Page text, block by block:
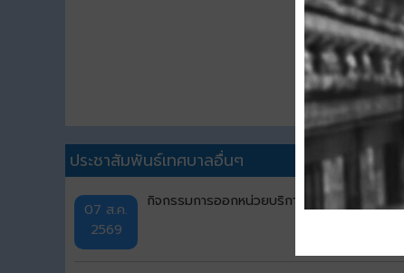
ประชาสัมพันธ์เทศบาลอื่นๆ
07 ส.ค.
2569
กิจกรรมการออกหน่วยบริการ "ศูนย์สร้างสุข" ค